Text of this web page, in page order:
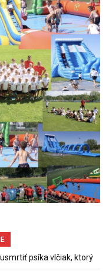
napojením na